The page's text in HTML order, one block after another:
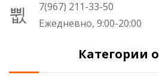
7(967) 211-33-50
Ежедневно, 9:00-20:00
Категории